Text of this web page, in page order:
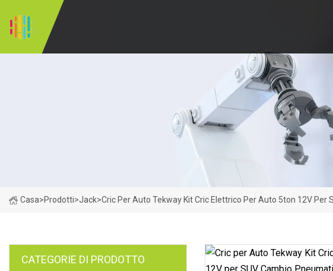
Casa>Prodotti>Jack>Cric Per Auto Tekway Kit Cric Elettrico Per Auto 5ton 12V
CATEGORIE DI PRODOTTO